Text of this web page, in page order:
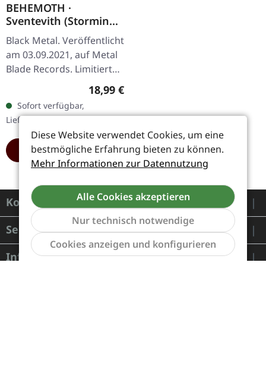
BEHEMOTH ·
Sventevith (Storming
Near The Baltic) | 2CD
MEDIABOOK
Black Metal. Veröffentlicht
am 03.09.2021, auf Metal
Blade Records. Limitierte
Doppel-CD im Mediabook
mit 48-seitigem Booklet
mit 11 Bonus-Tracks.…
Regulärer Preis:
18,99 €
Sofort verfügbar,
Lieferzeit: 1-2 Werktage
HINZUFÜGEN
Kontakt
Service
Informationen
Diese Website verwendet Cookies, um eine
bestmögliche Erfahrung bieten zu können.
Mehr Informationen zur Datennutzung
Alle Cookies akzeptieren
Nur technisch notwendige
Cookies anzeigen und konfigurieren